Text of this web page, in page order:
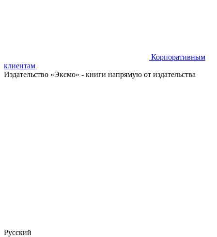
Корпоративным
клиентам
Издательство «Эксмо» - книги напрямую от издательства
Русский